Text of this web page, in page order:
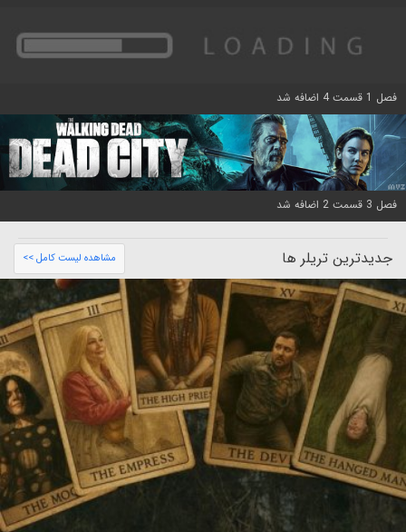
فصل 1 قسمت 4 اضافه شد
فصل 3 قسمت 2 اضافه شد
جدیدترین تریلر ها مشاهده لیست کامل >>